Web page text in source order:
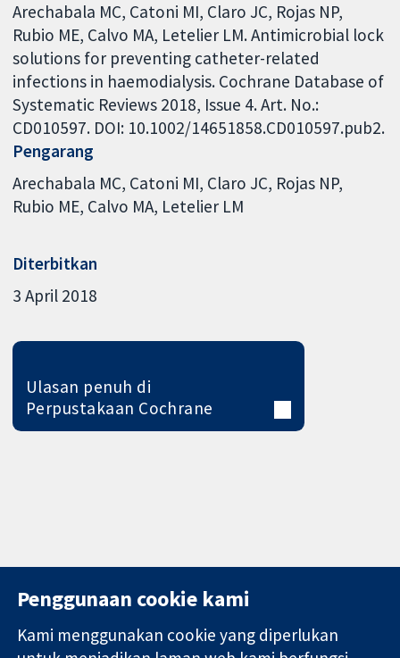
Arechabala MC, Catoni MI, Claro JC, Rojas NP,
Rubio ME, Calvo MA, Letelier LM. Antimicrobial lock
solutions for preventing catheter-related
infections in haemodialysis. Cochrane Database of
Systematic Reviews 2018, Issue 4. Art. No.:
CD010597. DOI: 10.1002/14651858.CD010597.pub2.
Pengarang
Arechabala MC Catoni MI Claro JC Rojas NP
Rubio ME Calvo MA Letelier LM
Diterbitkan
3 April 2018
Ulasan penuh di
Perpustakaan Cochrane
11-13 Cavendish
Hubungi kita
Penggunaan cookie kami
Kami menggunakan cookie yang diperlukan